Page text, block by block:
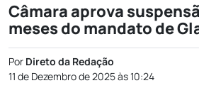
Câmara aprova
meses do mandato de
Por Direto da Redação
11 de Dezembro de 2025 às 10:24